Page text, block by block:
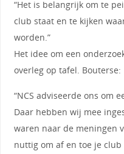
“Het is belangrijk om te
club staat en te kijken
worden.”
Het idee om een
overleg op tafel. Bouterse:
“NCS adviseerde ons om
Daar hebben wij mee
waren naar de meningen
nuttig om af en toe je